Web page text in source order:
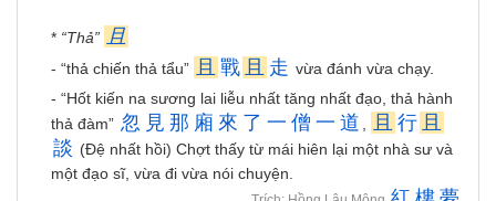
* “Thả” 且
- “thả chiến thả tẩu” 且 戰 且 走 vừa đánh vừa chạy.
- “Hốt kiến na sương lai liễu nhất tăng nhất đạo, thả hành
thả đàm” 忽 見 那 廂 來 了 一 僧 一 道 且 行 且
談 (Đệ nhất hồi) Chợt thấy từ mái hiên lại một nhà sư và
một đạo sĩ, vừa đi vừa nói chuyện.